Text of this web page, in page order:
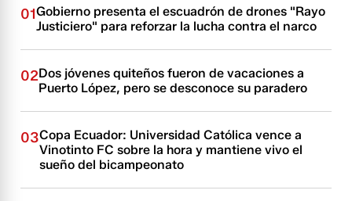
01Gobierno presenta el escuadrón de drones "Rayo
Justiciero" para reforzar la lucha contra el narco
02Dos jóvenes quiteños fueron de vacaciones a
Puerto López, pero se desconoce su paradero
03Copa Ecuador: Universidad Católica vence a
Vinotinto FC sobre la hora y mantiene vivo el
sueño del bicampeonato